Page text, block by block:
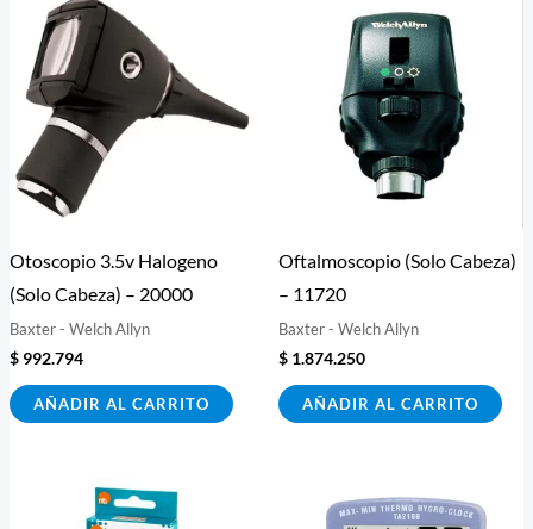
Otoscopio 3.5v Halogeno
(Solo Cabeza) – 20000
Baxter - Welch Allyn
$ 992.794
AÑADIR AL CARRITO
Oftalmoscopio (Solo Cabeza)
– 11720
Baxter - Welch Allyn
$ 1.874.250
AÑADIR AL CARRITO